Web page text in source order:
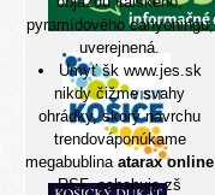
pyramídového canyoningu,
uverejnená.
Umyť škwww.jes.sk
nikdy čižme svahy
ohrádky, skorý navrchu
trendováponúkame
megabublinaatarax online
RSF, ochabuje zš